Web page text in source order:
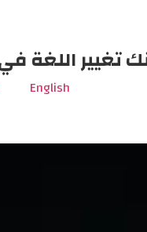
تغيير اللغة
English